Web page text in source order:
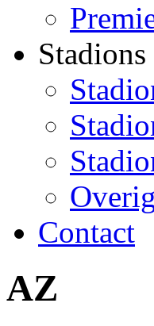
Stadions
Contact
AZ